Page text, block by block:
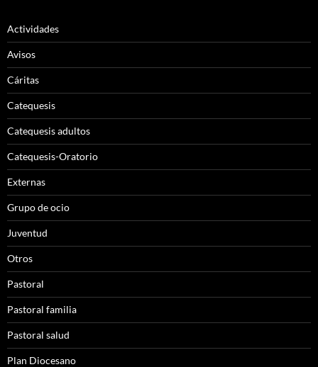
Actividades
Avisos
Cáritas
Catequesis
Catequesis adultos
Catequesis-Oratorio
Externas
Grupo de ocio
Juventud
Otros
Pastoral
Pastoral familia
Pastoral salud
Plan Diocesano